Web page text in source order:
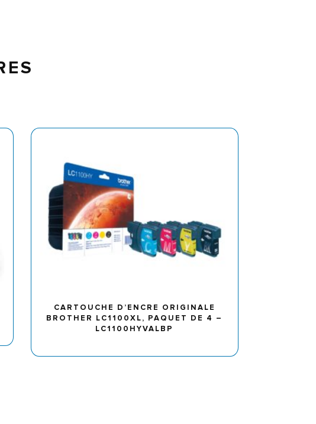
CARTOUCHE D’ENCRE ORIGINALE
BROTHER LC1100XL, PAQUET DE 4 –
LC1100HYVALBP